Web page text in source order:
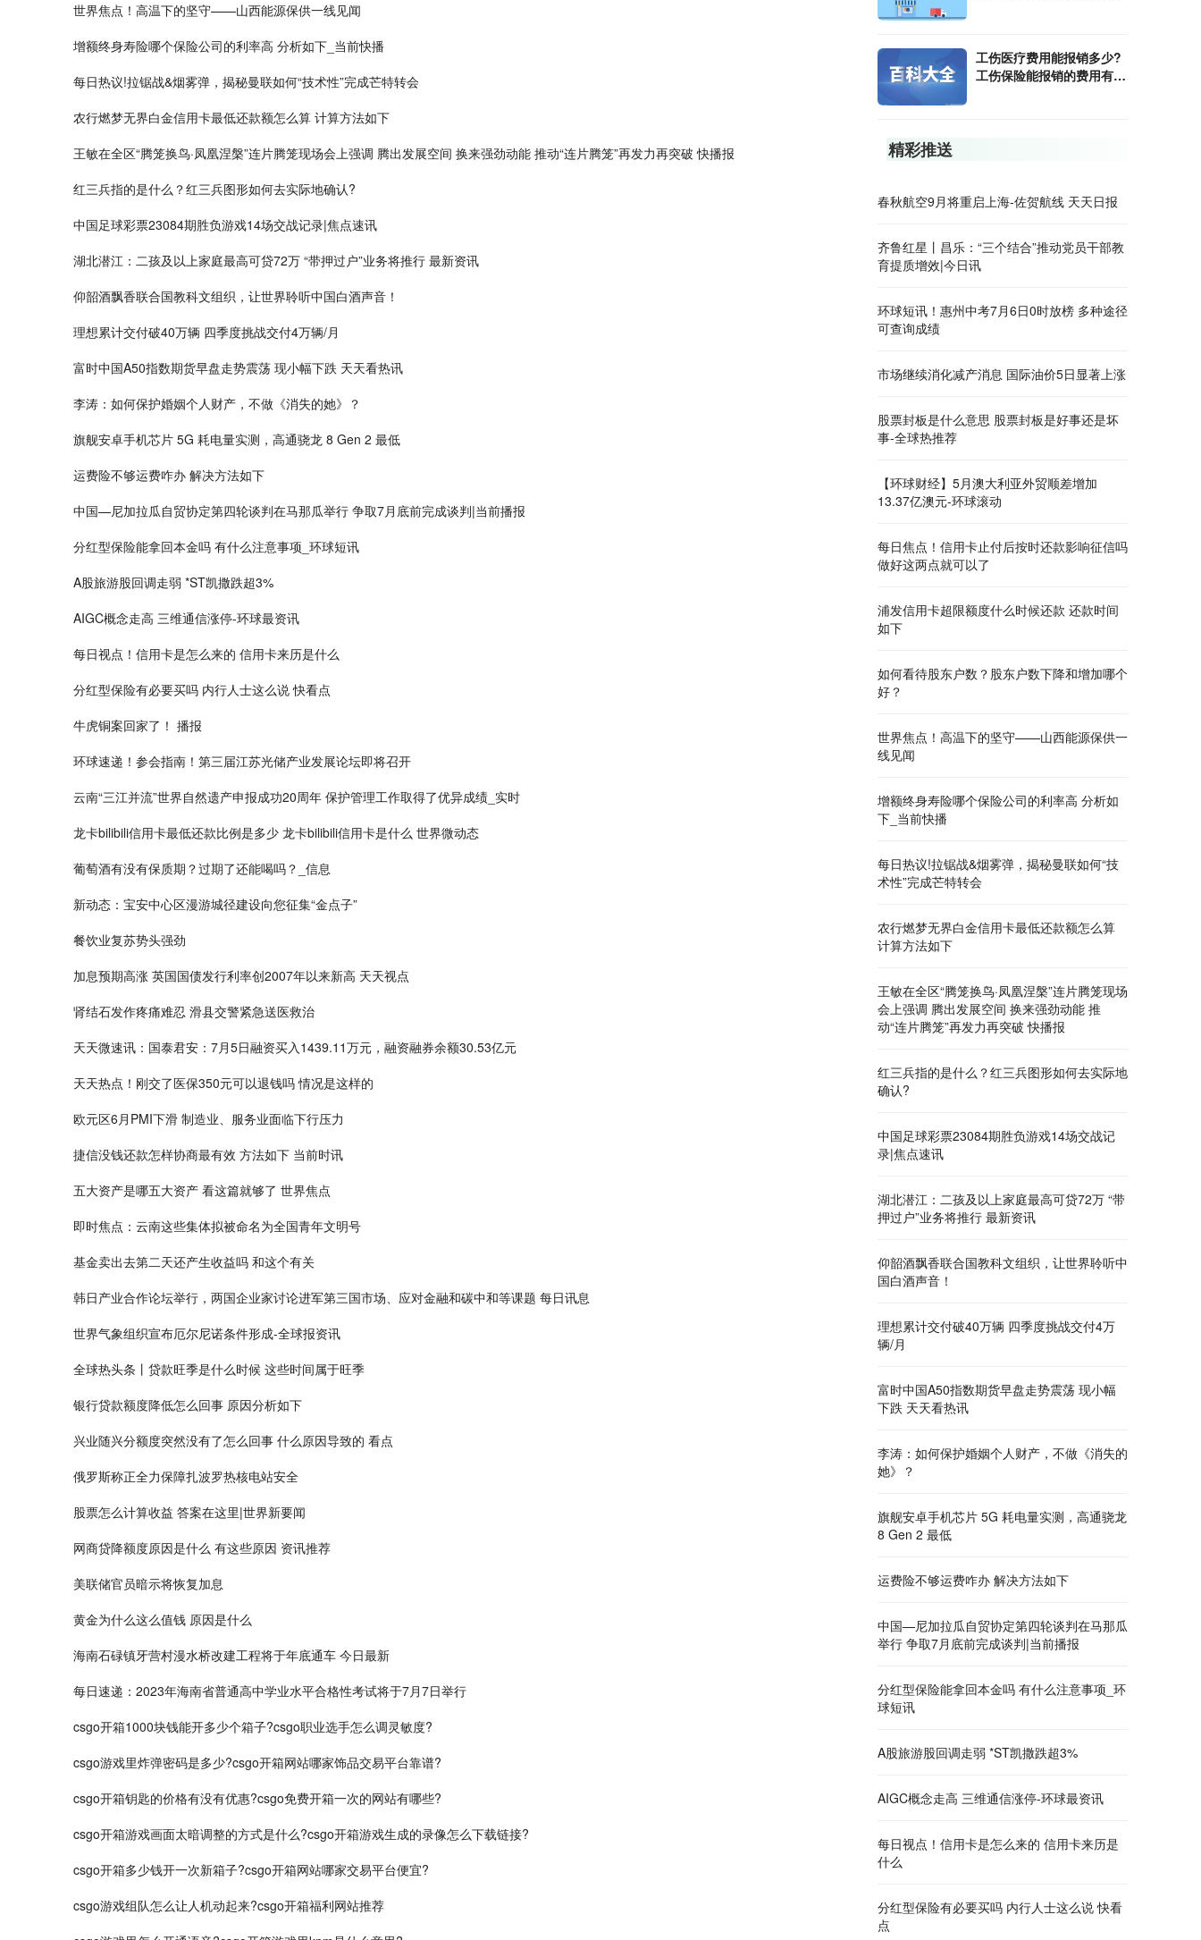
世界焦点！高温下的坚守——山西能源保供一线见闻
增额终身寿险哪个保险公司的利率高 分析如下_当前快播
每日热议!拉锯战&烟雾弹，揭秘曼联如何“技术性”完成芒特转会
农行燃梦无界白金信用卡最低还款额怎么算 计算方法如下
王敏在全区“腾笼换鸟·凤凰涅槃”连片腾笼现场会上强调 腾出发展空间 换来强劲动能 推动“连片腾笼”再发力再突破 快播报
红三兵指的是什么？红三兵图形如何去实际地确认?
中国足球彩票23084期胜负游戏14场交战记录|焦点速讯
湖北潜江：二孩及以上家庭最高可贷72万 “带押过户”业务将推行 最新资讯
仰韶酒飘香联合国教科文组织，让世界聆听中国白酒声音！
理想累计交付破40万辆 四季度挑战交付4万辆/月
富时中国A50指数期货早盘走势震荡 现小幅下跌 天天看热讯
李涛：如何保护婚姻个人财产，不做《消失的她》？
旗舰安卓手机芯片 5G 耗电量实测，高通骁龙 8 Gen 2 最低
运费险不够运费咋办 解决方法如下
中国—尼加拉瓜自贸协定第四轮谈判在马那瓜举行 争取7月底前完成谈判|当前播报
分红型保险能拿回本金吗 有什么注意事项_环球短讯
A股旅游股回调走弱 *ST凯撒跌超3%
AIGC概念走高 三维通信涨停-环球最资讯
每日视点！信用卡是怎么来的 信用卡来历是什么
分红型保险有必要买吗 内行人士这么说 快看点
牛虎铜案回家了！ 播报
环球速递！参会指南！第三届江苏光储产业发展论坛即将召开
云南“三江并流”世界自然遗产申报成功20周年 保护管理工作取得了优异成绩_实时
龙卡bilibili信用卡最低还款比例是多少 龙卡bilibili信用卡是什么 世界微动态
葡萄酒有没有保质期？过期了还能喝吗？_信息
新动态：宝安中心区漫游城径建设向您征集“金点子”
餐饮业复苏势头强劲
加息预期高涨 英国国债发行利率创2007年以来新高 天天视点
肾结石发作疼痛难忍 滑县交警紧急送医救治
天天微速讯：国泰君安：7月5日融资买入1439.11万元，融资融券余额30.53亿元
天天热点！刚交了医保350元可以退钱吗 情况是这样的
欧元区6月PMI下滑 制造业、服务业面临下行压力
捷信没钱还款怎样协商最有效 方法如下 当前时讯
五大资产是哪五大资产 看这篇就够了 世界焦点
即时焦点：云南这些集体拟被命名为全国青年文明号
基金卖出去第二天还产生收益吗 和这个有关
韩日产业合作论坛举行，两国企业家讨论进军第三国市场、应对金融和碳中和等课题 每日讯息
世界气象组织宣布厄尔尼诺条件形成-全球报资讯
全球热头条丨贷款旺季是什么时候 这些时间属于旺季
银行贷款额度降低怎么回事 原因分析如下
兴业随兴分额度突然没有了怎么回事 什么原因导致的 看点
俄罗斯称正全力保障扎波罗热核电站安全
股票怎么计算收益 答案在这里|世界新要闻
网商贷降额度原因是什么 有这些原因 资讯推荐
美联储官员暗示将恢复加息
黄金为什么这么值钱 原因是什么
海南石碌镇牙营村漫水桥改建工程将于年底通车 今日最新
每日速递：2023年海南省普通高中学业水平合格性考试将于7月7日举行
csgo开箱1000块钱能开多少个箱子?csgo职业选手怎么调灵敏度?
csgo游戏里炸弹密码是多少?csgo开箱网站哪家饰品交易平台靠谱?
csgo开箱钥匙的价格有没有优惠?csgo免费开箱一次的网站有哪些?
csgo开箱游戏画面太暗调整的方式是什么?csgo开箱游戏生成的录像怎么下载链接?
csgo开箱多少钱开一次新箱子?csgo开箱网站哪家交易平台便宜?
csgo游戏组队怎么让人机动起来?csgo开箱福利网站推荐
工伤医疗费用能报销多少?
工伤保险能报销的费用有哪
精彩推送
春秋航空9月将重启上海-佐贺航线 天天日报
齐鲁红星丨昌乐：“三个结合”推动党员干部教
育提质增效|今日讯
环球短讯！惠州中考7月6日0时放榜 多种途径
可查询成绩
市场继续消化减产消息 国际油价5日显著上涨
股票封板是什么意思 股票封板是好事还是坏
事-全球热推荐
【环球财经】5月澳大利亚外贸顺差增加
13.37亿澳元-环球滚动
每日焦点！信用卡止付后按时还款影响征信吗
做好这两点就可以了
浦发信用卡超限额度什么时候还款 还款时间
如下
如何看待股东户数？股东户数下降和增加哪个
好？
世界焦点！高温下的坚守——山西能源保供一
线见闻
增额终身寿险哪个保险公司的利率高 分析如
下_当前快播
每日热议!拉锯战&烟雾弹，揭秘曼联如何“技
术性”完成芒特转会
农行燃梦无界白金信用卡最低还款额怎么算
计算方法如下
王敏在全区“腾笼换鸟·凤凰涅槃”连片腾笼现场
会上强调 腾出发展空间 换来强劲动能 推
动“连片腾笼”再发力再突破 快播报
红三兵指的是什么？红三兵图形如何去实际地
确认?
中国足球彩票23084期胜负游戏14场交战记
录|焦点速讯
湖北潜江：二孩及以上家庭最高可贷72万 “带
押过户”业务将推行 最新资讯
仰韶酒飘香联合国教科文组织，让世界聆听中
国白酒声音！
理想累计交付破40万辆 四季度挑战交付4万
辆/月
富时中国A50指数期货早盘走势震荡 现小幅
下跌 天天看热讯
李涛：如何保护婚姻个人财产，不做《消失的
她》？
旗舰安卓手机芯片 5G 耗电量实测，高通骁龙
8 Gen 2 最低
运费险不够运费咋办 解决方法如下
中国—尼加拉瓜自贸协定第四轮谈判在马那瓜
举行 争取7月底前完成谈判|当前播报
分红型保险能拿回本金吗 有什么注意事项_环
球短讯
A股旅游股回调走弱 *ST凯撒跌超3%
AIGC概念走高 三维通信涨停-环球最资讯
每日视点！信用卡是怎么来的 信用卡来历是
什么
分红型保险有必要买吗 内行人士这么说 快看
点